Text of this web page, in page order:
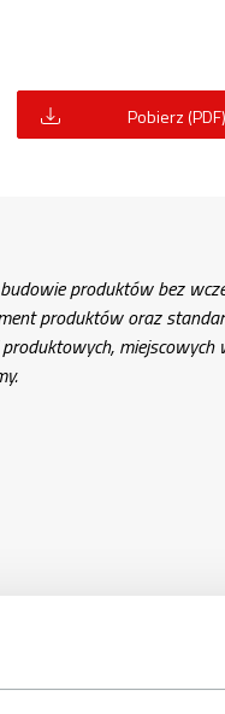
Pobierz (PDF)
produktów bez
produktów oraz